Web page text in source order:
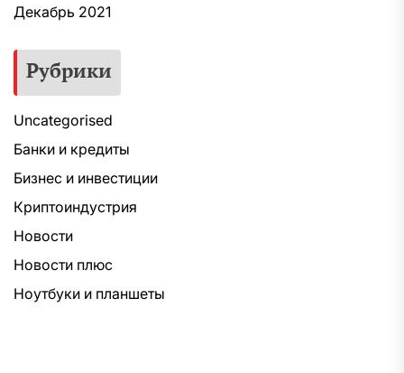
Декабрь 2021
Рубрики
Uncategorised
Банки и кредиты
Бизнес и инвестиции
Криптоиндустрия
Новости
Новости плюс
Ноутбуки и планшеты